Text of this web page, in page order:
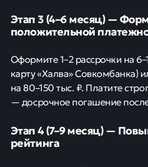
Этап 3 (4–6 месяц) —
положительной
Оформите 1–2 рассрочки на
карту «Халва» Совкомбанка)
на 80–150 тыс. ₽. Платите
— досрочное погашение
Этап 4 (7–9 месяц) —
рейтинга